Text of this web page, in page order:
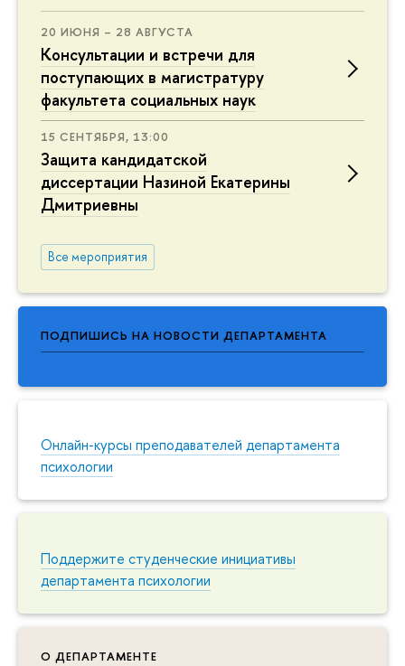
20 ИЮНЯ – 28 АВГУСТА
Консультации и встречи для
поступающих в магистратуру
факультета социальных наук
15 СЕНТЯБРЯ, 13:00
Защита кандидатской
диссертации Назиной Екатерины
Дмитриевны
Все мероприятия
ПОДПИШИСЬ НА НОВОСТИ ДЕПАРТАМЕНТА
Онлайн-курсы преподавателей департамента
психологии
Поддержите студенческие инициативы
департамента психологии
О ДЕПАРТАМЕНТЕ